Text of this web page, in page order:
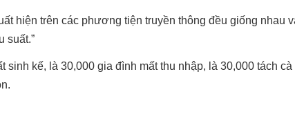
hiện trên các phương tiện truyền thông đều giống nhau
suất.”
kế, là 30,000 gia đình mất thu nhập, là 30,000 tách